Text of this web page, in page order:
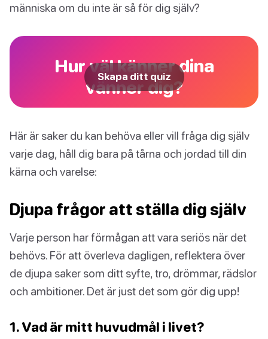
människa om du inte är så för dig själv?
Hur väl känner dina
vänner dig?
Skapa ditt quiz
Här är saker du kan behöva eller vill fråga dig själv
varje dag, håll dig bara på tårna och jordad till din
kärna och varelse:
Djupa frågor att ställa dig själv
Varje person har förmågan att vara seriös när det
behövs. För att överleva dagligen, reflektera över
de djupa saker som ditt syfte, tro, drömmar, rädslor
och ambitioner. Det är just det som gör dig upp!
1. Vad är mitt huvudmål i livet?